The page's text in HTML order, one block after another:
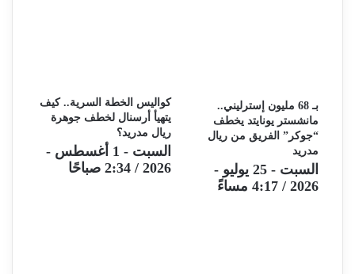
كواليس الخطة السرية.. كيف
يتهيأ أرسنال لخطف جوهرة
ريال مدريد؟
السبت - 1 أغسطس -
2026 / 2:34 صباحًا
بـ 68 مليون إسترليني..
مانشستر يونايتد يخطف
“جوكر” الفريق من ريال
مدريد
السبت - 25 يوليو -
2026 / 4:17 مساءً